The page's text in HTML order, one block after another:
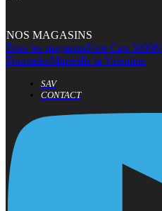
NOS MAGASINS
Tous les magasinsNice Cap 3000
TourradesMarseille la Valentine
SAV
CONTACT